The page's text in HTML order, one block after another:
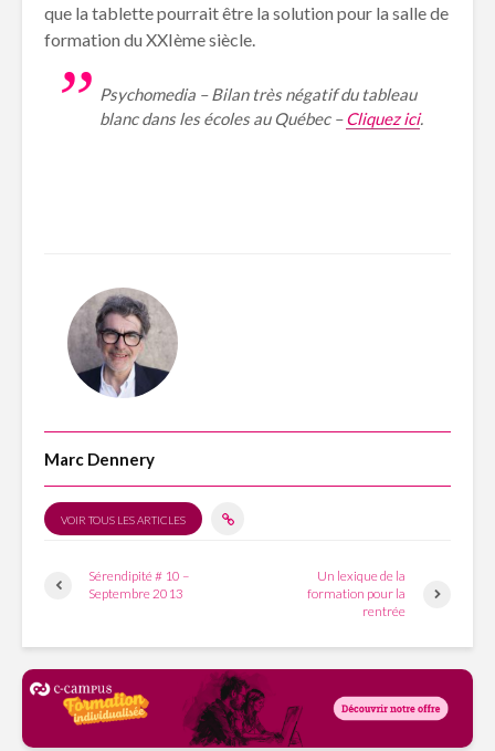
que la tablette pourrait être la solution pour la salle de
formation du XXIème siècle.
Psychomedia – Bilan très négatif du tableau
blanc dans les écoles au Québec –Cliquez ici.
Marc Dennery
VOIR TOUS LES ARTICLES
Sérendipité # 10 –
Septembre 2013
Un lexique de la
formation pour la
rentrée